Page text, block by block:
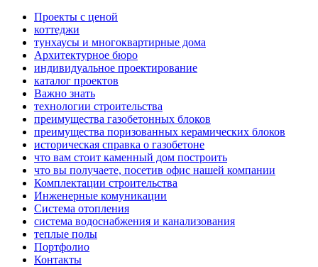
Проекты с ценой
коттеджи
тунхаусы и многоквартирные дома
Архитектурное бюро
индивидуальное проектирование
каталог проектов
Важно знать
технологии строительства
преимущества газобетонных блоков
преимущества поризованных керамических блоков
историческая справка о газобетоне
что вам стоит каменный дом построить
что вы получаете, посетив офис нашей компании
Комплектации строительства
Инженерные комуникации
Система отопления
система водоснабжения и канализования
теплые полы
Портфолио
Контакты